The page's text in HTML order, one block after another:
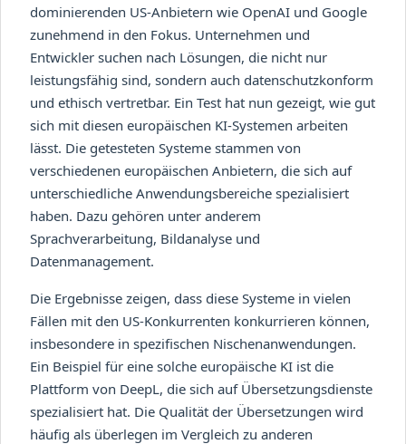
dominierenden US-Anbietern wie OpenAI und Google
zunehmend in den Fokus. Unternehmen und
Entwickler suchen nach Lösungen, die nicht nur
leistungsfähig sind, sondern auch datenschutzkonform
und ethisch vertretbar. Ein Test hat nun gezeigt, wie gut
sich mit diesen europäischen KI-Systemen arbeiten
lässt. Die getesteten Systeme stammen von
verschiedenen europäischen Anbietern, die sich auf
unterschiedliche Anwendungsbereiche spezialisiert
haben. Dazu gehören unter anderem
Sprachverarbeitung, Bildanalyse und
Datenmanagement.
Die Ergebnisse zeigen, dass diese Systeme in vielen
Fällen mit den US-Konkurrenten konkurrieren können,
insbesondere in spezifischen Nischenanwendungen.
Ein Beispiel für eine solche europäische KI ist die
Plattform von DeepL, die sich auf Übersetzungsdienste
spezialisiert hat. Die Qualität der Übersetzungen wird
häufig als überlegen im Vergleich zu anderen